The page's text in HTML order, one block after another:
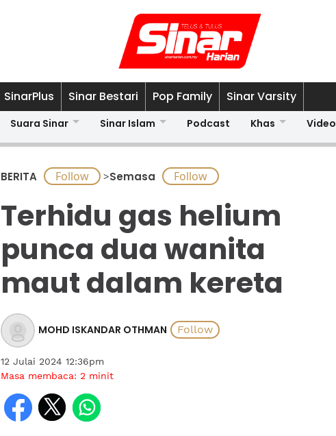
SinarPlus Sinar Bestari Pop Family Sinar Varsity
Suara Sinar Sinar Islam Podcast Khas Video
BERITA >Semasa
Terhidu gas helium
punca dua wanita
maut dalam kereta
MOHD ISKANDAR OTHMAN
12 Julai 2024 12:36pm
Masa membaca: 2 minit